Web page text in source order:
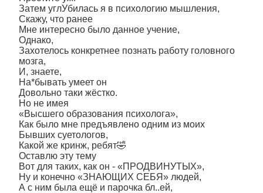
Затем углУбилась я в психологию мышления,
Скажу, что ранее
Мне интересно было данное учение,
Однако,
Захотелось конкретнее познать работу головного
мозга,
И, знаете,
На*бывать умеет он
Довольно таки жёстко.
Но не имея
«Высшего образования психолога»,
Как было мне предъявлено одним из моих
Бывших суетологов,
Какой же кринж, ребят🤣
Оставлю эту тему
Вот для таких, как он - «ПРОДВИНУТЫХ»,
Ну и конечно «ЗНАЮЩИХ СЕБЯ» людей,
А с ним была ещё и парочка бл..ей,